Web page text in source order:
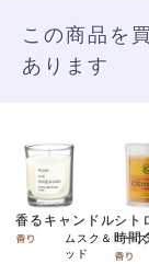
この商品を
あります
香るキャンドル
ムスク＆ロー
ッド
シト
時間